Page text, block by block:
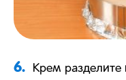
6.
Крем